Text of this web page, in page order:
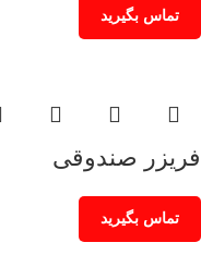
تماس بگیرید
فریزر صندوقی
تماس بگیرید